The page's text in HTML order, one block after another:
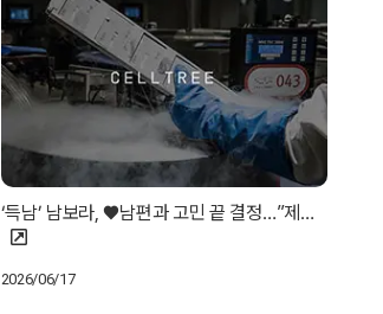
‘득남’ 남보라, ♥남편과 고민 끝 결정…”제…
2026/06/17